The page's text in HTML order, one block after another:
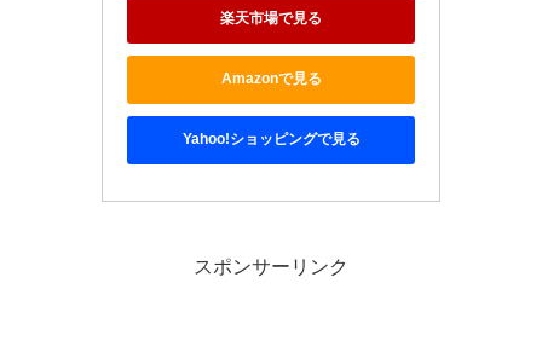
楽天市場で見る
Amazonで見る
Yahoo!ショッピングで見る
スポンサーリンク